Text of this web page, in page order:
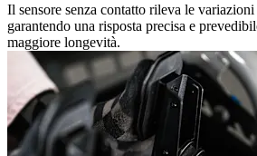
Il sensore senza contatto rileva le
garantendo una risposta precisa e
maggiore longevità.